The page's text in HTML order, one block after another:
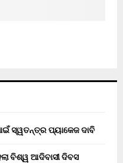
ସ୍ୱତନ୍ତ୍ର ପ୍ୟାକେଜ ଦାବି
ବିଶ୍ୱ ଆଦିବାସୀ ଦିବସ